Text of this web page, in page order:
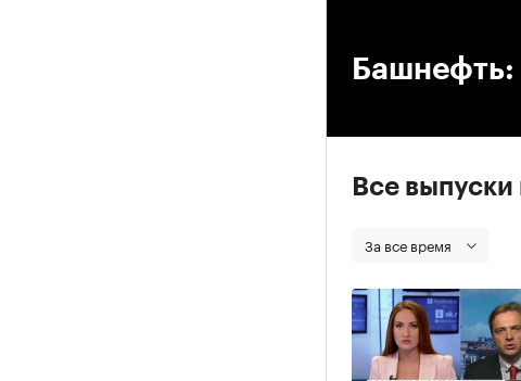
Башнефть:
Все
За все время